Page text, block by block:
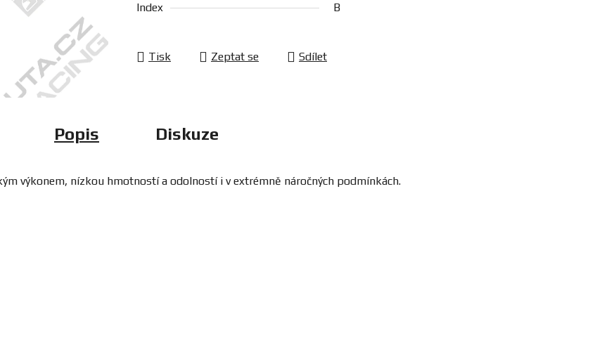
Index
B
Tisk Zeptat se Sdílet
Popis Diskuze
výkonem, nízkou hmotností a odolností i v extrémně náročných podmínkách.